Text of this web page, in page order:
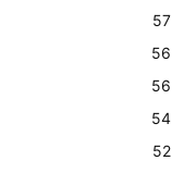
57
56
56
54
52